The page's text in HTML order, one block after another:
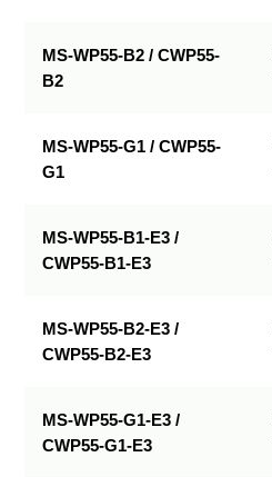
MS-WP55-B2 / CWP55-
B2
MS-WP55-G1 / CWP55-
G1
MS-WP55-B1-E3 /
CWP55-B1-E3
MS-WP55-B2-E3 /
CWP55-B2-E3
MS-WP55-G1-E3 /
CWP55-G1-E3